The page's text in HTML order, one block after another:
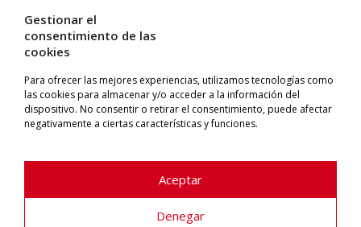
Gestionar el
consentimiento de las
cookies
Para ofrecer las mejores experiencias, utilizamos tecnologías como
las cookies para almacenar y/o acceder a la información del
dispositivo. No consentir o retirar el consentimiento, puede afectar
negativamente a ciertas características y funciones.
Aceptar
Denegar
optimización de la página web, para la mejora de
competitividad y productividad de la empresa durante el
año 2022. Para ello ha contado con el apoyo del
Manresa. «Una manera de hacer Europa»